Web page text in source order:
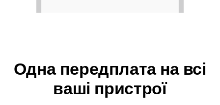
Одна передплата на всі
ваші пристрої